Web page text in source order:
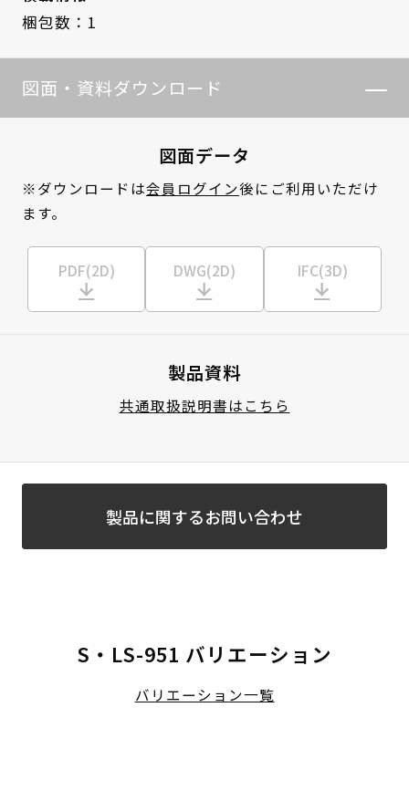
梱包数：1
図面・資料ダウンロード
図面データ
※ダウンロードは会員ログイン後にご利用いただけ
ます。
PDF(2D) DWG(2D) IFC(3D)
製品資料
共通取扱説明書はこちら
製品に関するお問い合わせ
S・LS-951 バリエーション
バリエーション一覧